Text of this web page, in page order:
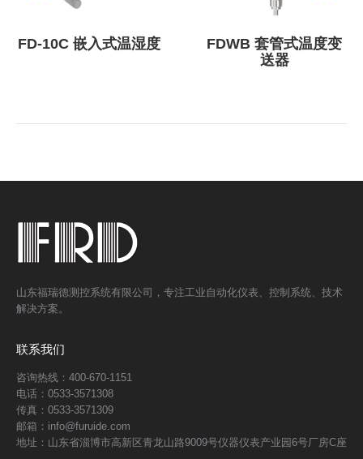
FD-10C 嵌入式温湿度
FDWB 套管式温度变
送器
山东福瑞德测控系统有限公司，专注工业自动化仪表、控制系统、技术
解决方案。
联系我们
咨询热线：400-670-1151
电话：0533-3571308
传真：0533-3571309
邮箱：info@furuide.com
地址：山东省淄博市高新区青龙山路9009号仪器仪表产业园6号厂房C座